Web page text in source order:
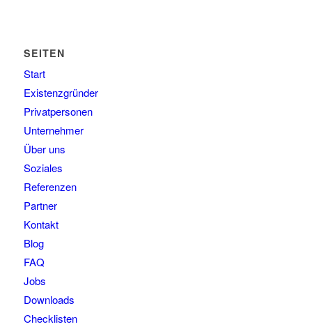
SEITEN
Start
Existenzgründer
Privatpersonen
Unternehmer
Über uns
Soziales
Referenzen
Partner
Kontakt
Blog
FAQ
Jobs
Downloads
Checklisten